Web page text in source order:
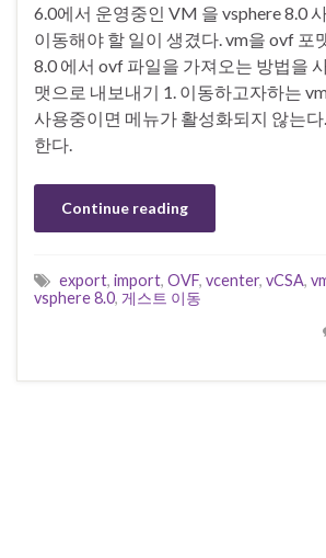
6.0에서 운영중인 VM 을 vsphere 8.0
이동해야 할 일이 생겼다. vm을 ovf 포
8.0 에서 ovf 파일을 가져오는 방법을
맷으로 내보내기 1. 이동하고자하는
사용중이면 메뉴가 활성화되지 않는다
한다.
Continue reading
export, import, OVF, vcenter, vCSA,
vsphere 8.0, 게스트 이동